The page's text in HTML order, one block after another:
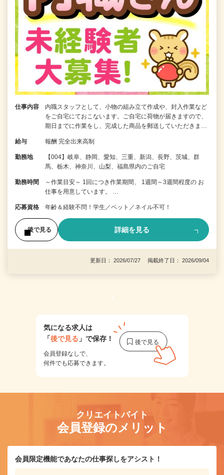
仕事内容
内職スタッフとして、小物の組み立て作成や、封入作業など
をご自宅にておこないます。ご自宅に荷物が届きますので、
期日までに作業をし、完成した商品を郵送していただきま…
給与 報酬 完全出来高制
勤務地
【004】岐阜、静岡、愛知、三重、新潟、長野、茨城、群
馬、栃木、神奈川、山梨、福島県内のご自宅
勤務時間
～作業目安～ 1回につき作業期間、 1週間～3週間程度の お
仕事を用意しています。 …
応募資格 年齢＆経験不問！学生／ペット／ネイル不可！
後で見る 詳細を見る
更新日： 2026/07/27 掲載終了日： 2026/09/04
1
気になる求人は
「後で見る 」で保存！
会員登録なしで、
何件でも応募できます。
クリエイトバイト
会員登録のメリット
会員限定機能であなたの仕事探しをアシスト！